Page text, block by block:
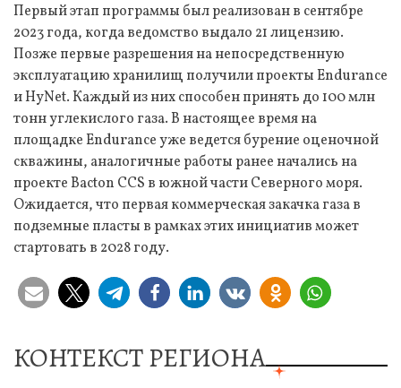
Первый этап программы был реализован в сентябре
2023 года, когда ведомство выдало 21 лицензию.
Позже первые разрешения на непосредственную
эксплуатацию хранилищ получили проекты Endurance
и HyNet. Каждый из них способен принять до 100 млн
тонн углекислого газа. В настоящее время на
площадке Endurance уже ведется бурение оценочной
скважины, аналогичные работы ранее начались на
проекте Bacton CCS в южной части Северного моря.
Ожидается, что первая коммерческая закачка газа в
подземные пласты в рамках этих инициатив может
стартовать в 2028 году.
КОНТЕКСТ РЕГИОНА